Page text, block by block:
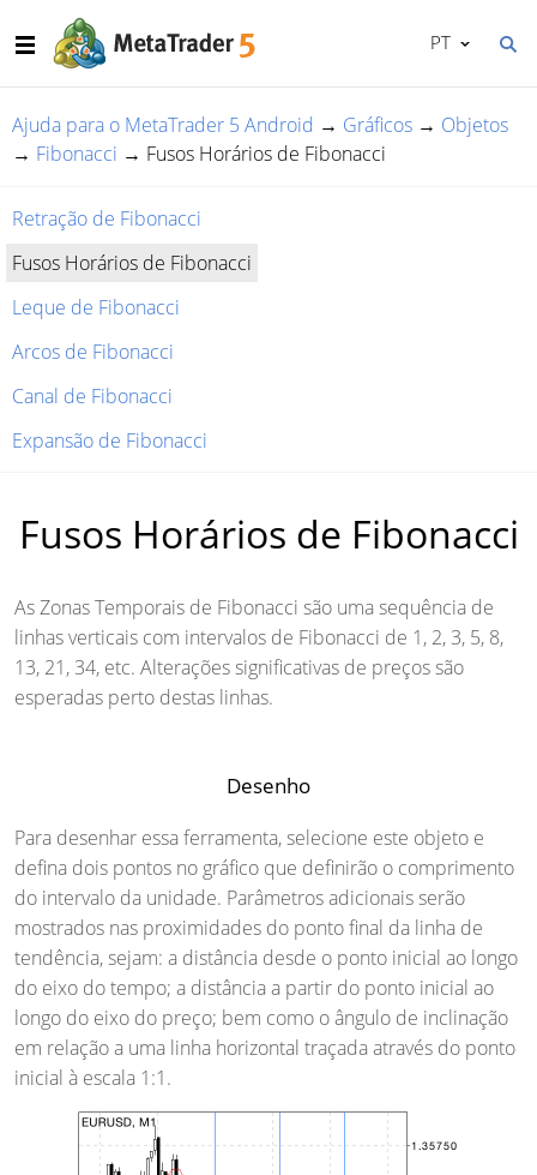
PT
Ajuda para o MetaTrader 5 Android → Gráficos → Objetos
→ Fibonacci → Fusos Horários de Fibonacci
Retração de Fibonacci
Fusos Horários de Fibonacci
Leque de Fibonacci
Arcos de Fibonacci
Canal de Fibonacci
Expansão de Fibonacci
Fusos Horários de Fibonacci
As Zonas Temporais de Fibonacci são uma sequência de
linhas verticais com intervalos de Fibonacci de 1, 2, 3, 5, 8,
13, 21, 34, etc. Alterações significativas de preços são
esperadas perto destas linhas.
Desenho
Para desenhar essa ferramenta, selecione este objeto e
defina dois pontos no gráfico que definirão o comprimento
do intervalo da unidade. Parâmetros adicionais serão
mostrados nas proximidades do ponto final da linha de
tendência, sejam: a distância desde o ponto inicial ao longo
do eixo do tempo; a distância a partir do ponto inicial ao
longo do eixo do preço; bem como o ângulo de inclinação
em relação a uma linha horizontal traçada através do ponto
inicial à escala 1:1.